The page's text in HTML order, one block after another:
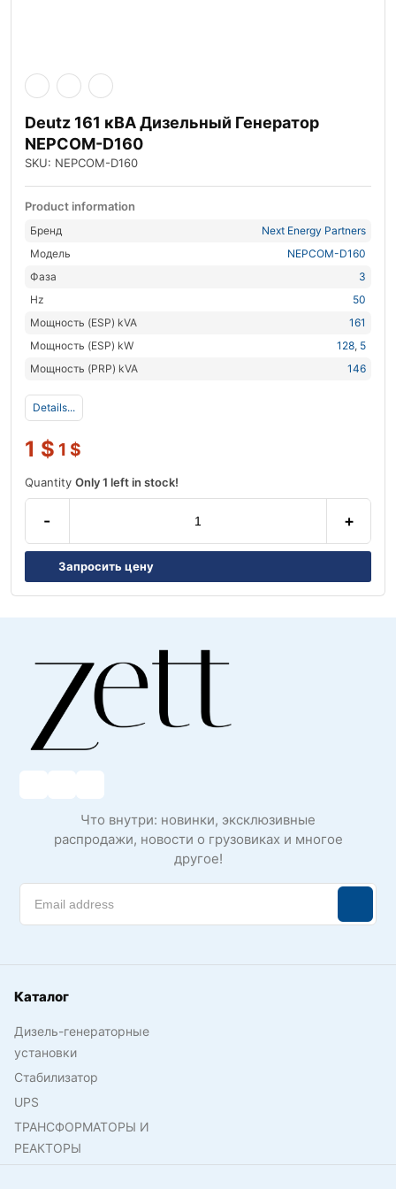
Deutz 161 кВА Дизельный Генератор
NEPCOM-D160
SKU: NEPCOM-D160
Product information
Бренд
Next Energy Partners
Модель
NEPCOM-D160
Фаза
3
Hz
50
Мощность (ESP) kVA
161
Мощность (ESP) kW
128, 5
Мощность (PRP) kVA
146
Details...
1 $ 1 $
Quantity Only 1 left in stock!
- +
Запросить цену
Что внутри: новинки, эксклюзивные
распродажи, новости о грузовиках и многое
другое!
Каталог
Дизель-генераторные
установки
Стабилизатор
UPS
ТРАНСФОРМАТОРЫ И
РЕАКТОРЫ